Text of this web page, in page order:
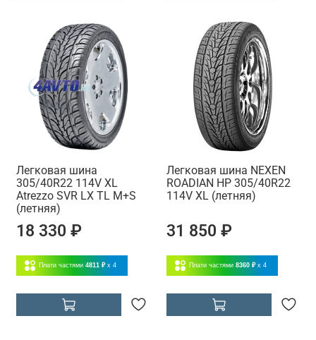
Легковая шина
305/40R22 114V XL
Atrezzo SVR LX TL M+S
(летняя)
18 330 ₽
Плати частями 4811 ₽ x 4
Легковая шина NEXEN
ROADIAN HP 305/40R22
114V XL (летняя)
31 850 ₽
Плати частями 8360 ₽ x 4